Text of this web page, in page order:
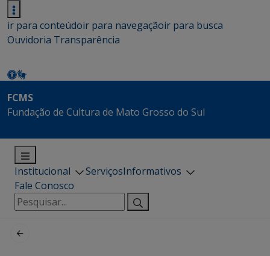
ir para conteúdoir para navegaçãoir para busca
Ouvidoria Transparência
FCMS
Fundação de Cultura de Mato Grosso do Sul
Institucional ServiçosInformativos
Fale Conosco
Pesquisar
por: